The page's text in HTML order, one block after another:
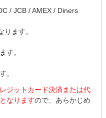
/ JCB / AMEX / Diners
ます。
す。
。
ジットカード決済または代
なりますので、あらかじめ